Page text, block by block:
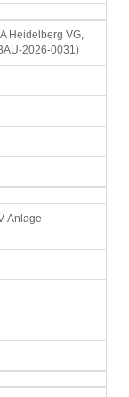
Heidelberg VG,
2026-0031)
Anlage